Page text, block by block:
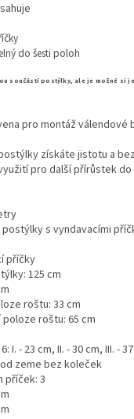
do šesti poloh
součástí postýlky, ale je možné si
pro montáž válendové
získáte jistotu a
pro další přírůstek do
s vyndavacími
příčky
125 cm
roštu: 33 cm
roštu: 65 cm
- 23 cm, II. - 30 cm, III. - 37
od zeme bez koleček
příček: 3